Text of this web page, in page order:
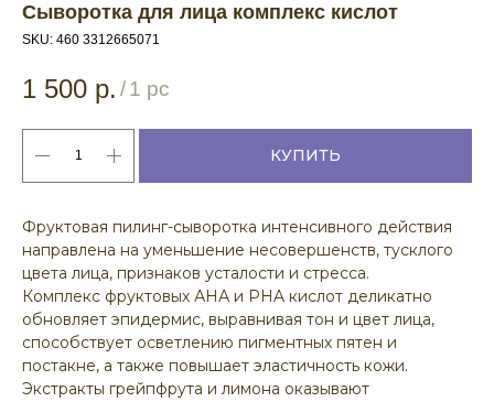
Сыворотка для лица комплекс кислот
SKU: 460 3312665071
1 500 р. /1 pc
КУПИТЬ
Фруктовая пилинг-сыворотка интенсивного действия
направлена на уменьшение несовершенств, тусклого
цвета лица, признаков усталости и стресса.
Комплекс фруктовых АНА и PHA кислот деликатно
обновляет эпидермис, выравнивая тон и цвет лица,
способствует осветлению пигментных пятен и
постакне, а также повышает эластичность кожи.
Экстракты грейпфрута и лимона оказывают